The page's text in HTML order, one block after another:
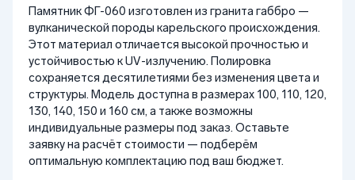
Памятник ФГ-060 изготовлен из гранита габбро —
вулканической породы карельского происхождения.
Этот материал отличается высокой прочностью и
устойчивостью к UV-излучению. Полировка
сохраняется десятилетиями без изменения цвета и
структуры. Модель доступна в размерах 100, 110, 120,
130, 140, 150 и 160 см, а также возможны
индивидуальные размеры под заказ. Оставьте
заявку на расчёт стоимости — подберём
оптимальную комплектацию под ваш бюджет.